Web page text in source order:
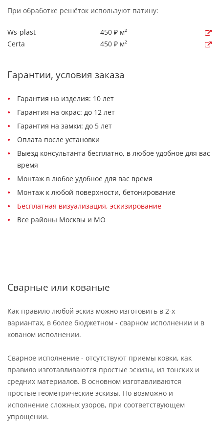
При обработке решёток используют патину:
Ws-plast
450 ₽ м²
Certa
450 ₽ м²
Гарантии, условия заказа
Гарантия на изделия: 10 лет
Гарантия на окрас: до 12 лет
Гарантия на замки: до 5 лет
Оплата после установки
Выезд консультанта бесплатно, в любое удобное для вас
время
Монтаж в любое удобное для вас время
Монтаж к любой поверхности, бетонирование
Бесплатная визуализация, эскизирование
Все районы Москвы и МО
Сварные или кованые
Как правило любой эскиз можно изготовить в 2-х
вариантах, в более бюджетном - сварном исполнении и в
кованом исполнении.
Сварное исполнение - отсутствуют приемы ковки, как
правило изготавливаются простые эскизы, из тонских и
средних материалов. В основном изготавливаются
простые геометрические эскизы. Но возможно и
исполнение сложных узоров, при соответствующем
упрощении.